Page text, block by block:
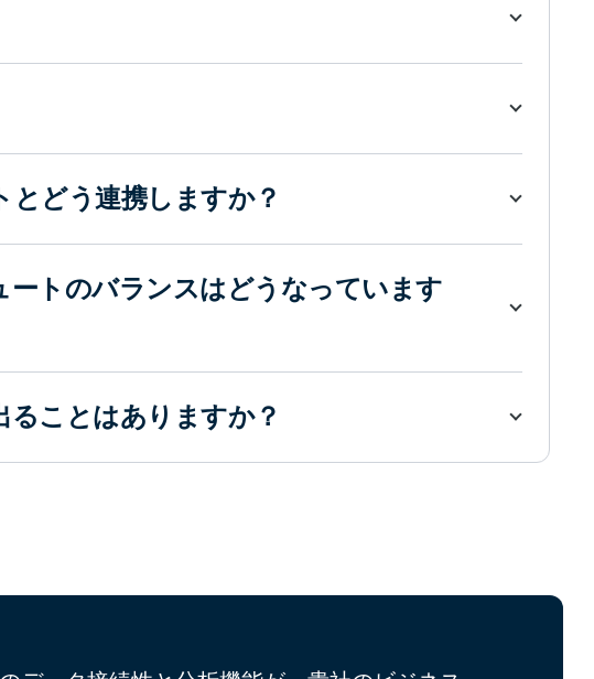
どう連携しますか？
トのバランスはどうなっています
ことはありますか？